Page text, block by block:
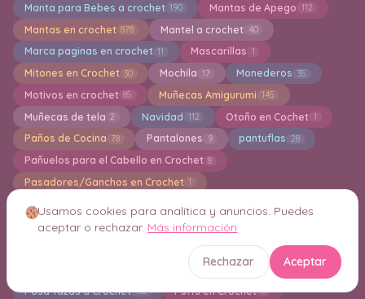
Manta para Bebes a crochet 190 Mantas de Apego 112
Mantas en crochet 878 Mantel a crochet 40
Marca paginas en crochet 11 Mascarillas 1
Mitones en Crochet 30 Mochila 17 Monederos 35
Motivos en crochet 85 Muñecas Amigurumi 145
Muñecas de tela 2 Navidad 112 Otoño en Cochet 1
Paños de Cocina 78 Pantalones 9 pantuflas 28
Pañuelos para el Cabello en Crochet 8
Pasadores/Ganchos en Crochet 1
PATRONES PREMIUM
Plantas en Crochet 5 Polos en Crochet
Porta lapices a crochet 2
Posa Platos en crochet 105
Posa Tazas a Crochet 132 Puffs en Crochet 5
Usamos cookies para analítica y anuncios. Puedes
aceptar o rechazar. Más información
Rechazar Aceptar